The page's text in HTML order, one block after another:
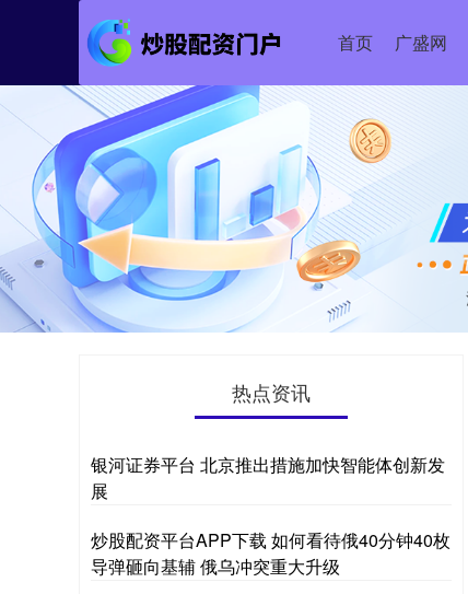
首页 广盛网
热点资讯
银河证券平台 北京推出措施加快智能体创新发
展
炒股配资平台APP下载 如何看待俄40分钟40枚
导弹砸向基辅 俄乌冲突重大升级